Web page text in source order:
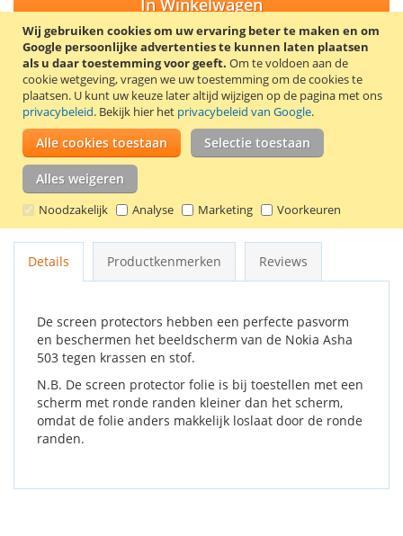
Wij gebruiken cookies om uw ervaring beter te maken en om
Google persoonlijke advertenties te kunnen laten plaatsen
als u daar toestemming voor geeft. Om te voldoen aan de
cookie wetgeving, vragen we uw toestemming om de cookies te
plaatsen. U kunt uw keuze later altijd wijzigen op de pagina met ons
privacybeleid. Bekijk hier het privacybeleid van Google.
Alle cookies toestaan Selectie toestaan
Alles weigeren
Noodzakelijk Analyse Marketing Voorkeuren
In Winkelwagen
VOEG TOE AAN VERLANGLIJST
TOEVOEGEN OM TE VERGELIJKEN
Trendy8 screen protector set voor de Nokia Asha 503. De set
bevat 2 screen protectors, een schoonmaakdoekje en een
kaartje om luchtbellen onder de screen protector te
verwijderen.
Details Productkenmerken Reviews
De screen protectors hebben een perfecte pasvorm
en beschermen het beeldscherm van de Nokia Asha
503 tegen krassen en stof.
N.B. De screen protector folie is bij toestellen met een
scherm met ronde randen kleiner dan het scherm,
omdat de folie anders makkelijk loslaat door de ronde
randen.